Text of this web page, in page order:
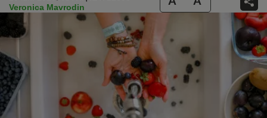
Veronica Mavrodin